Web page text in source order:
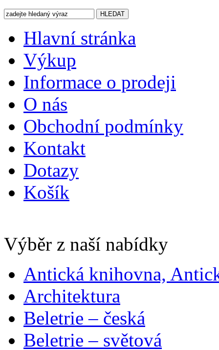
Hlavní stránka
Výkup
Informace o prodeji
O nás
Obchodní podmínky
Kontakt
Dotazy
Košík
Výběr z naší nabídky
Antická knihovna,
Architektura
Beletrie – česká
Beletrie – světová